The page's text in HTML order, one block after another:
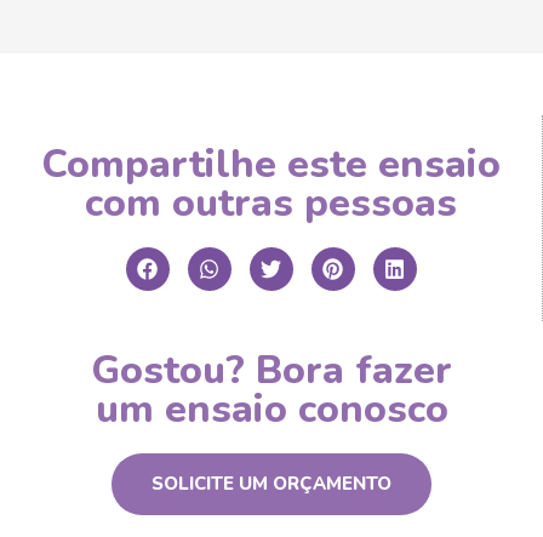
Compartilhe este ensaio
com outras pessoas
Gostou? Bora fazer
um ensaio conosco
SOLICITE UM ORÇAMENTO